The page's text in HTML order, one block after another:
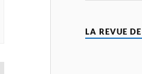
LA REVUE